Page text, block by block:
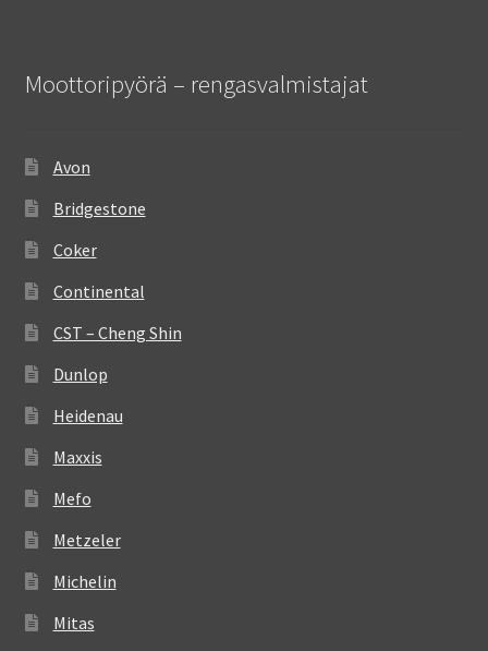
Moottoripyörä – rengasvalmistajat
Avon
Bridgestone
Coker
Continental
CST – Cheng Shin
Dunlop
Heidenau
Maxxis
Mefo
Metzeler
Michelin
Mitas